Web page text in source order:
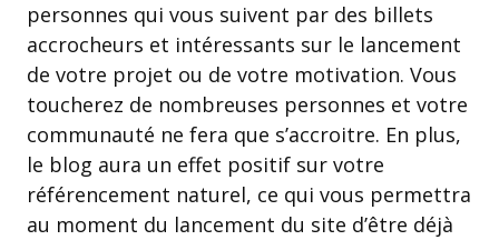
personnes qui vous suivent par des billets
accrocheurs et intéressants sur le lancement
de votre projet ou de votre motivation. Vous
toucherez de nombreuses personnes et votre
communauté ne fera que s’accroitre. En plus,
le blog aura un effet positif sur votre
référencement naturel, ce qui vous permettra
au moment du lancement du site d’être déjà